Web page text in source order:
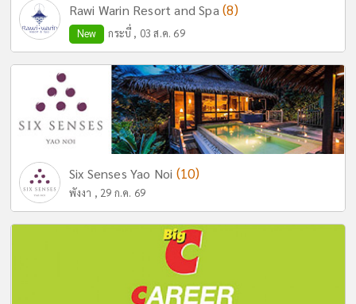
Rawi Warin Resort and Spa (8)
New กระบี่ , 03 ส.ค. 69
Six Senses Yao Noi (10)
พังงา , 29 ก.ค. 69